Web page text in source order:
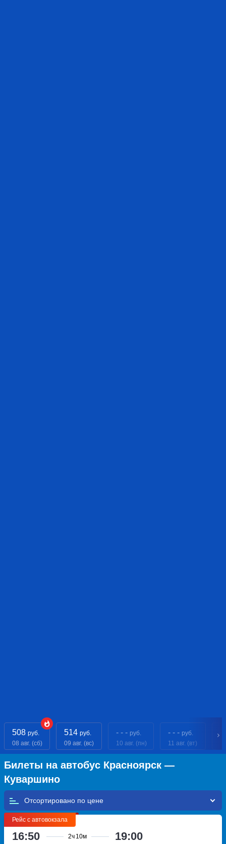
508 руб.
08 авг. (сб)
514 руб.
09 авг. (вс)
- - - руб.
10 авг. (пн)
- - - руб.
11 авг. (вт)
Билеты на автобус Красноярск —
Куваршино
Отсортировано по
Рейс с автовокзала
16:50 2ч 10м 19:00